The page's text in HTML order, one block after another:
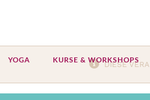
YOGA KURSE & WORKSHOPS
DIESE